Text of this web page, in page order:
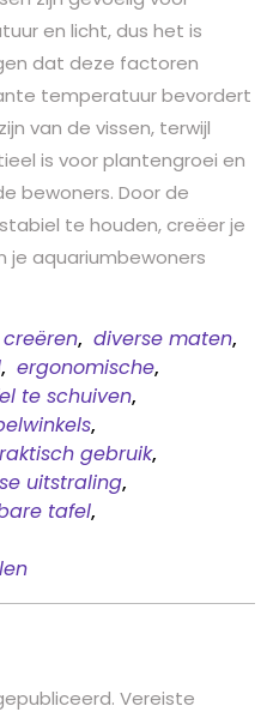
en licht, dus het is
dat deze factoren
temperatuur bevordert
van de vissen, terwijl
is voor plantengroei en
bewoners. Door de
te houden, creëer je
je aquariumbewoners
, diverse maten,
, ergonomische,
te schuiven,
,
gebruik,
uitstraling,
tafel,
Vereiste